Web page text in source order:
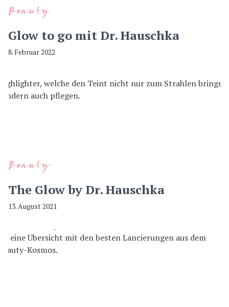
Beauty
Glow to go mit Dr. Hauschka
8. Februar 2022
Beauty
The Glow by Dr. Hauschka
13. August 2021